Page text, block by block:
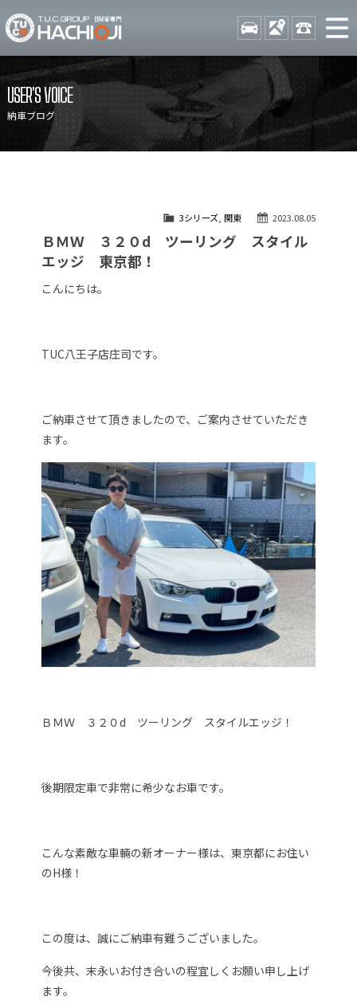
TUCグループ BMW専門 八
STOCK ACCESS 042-
ニュース
在庫リスト
目玉車両一覧
店舗紹介
保証＆サービス
アクセスマップ
自動車保険
TUCとは？
納車blog
USER'S VOICE
納車ブログ
2023.08.05
3シリーズ, 関東
ＢＭＷ ３２０d ツーリング スタイル
エッジ 東京都！
こんにちは。
TUC八王子店庄司です。
ご納車させて頂きましたので、ご案内させていただき
ます。
ＢＭＷ ３２０d ツーリング スタイルエッジ！
後期限定車で非常に希少なお車です。
こんな素敵な車輛の新オーナー様は、東京都にお住い
のH様！
この度は、誠にご納車有難うございました。
今後共、末永いお付き合いの程宜しくお願い申し上げ
ます。